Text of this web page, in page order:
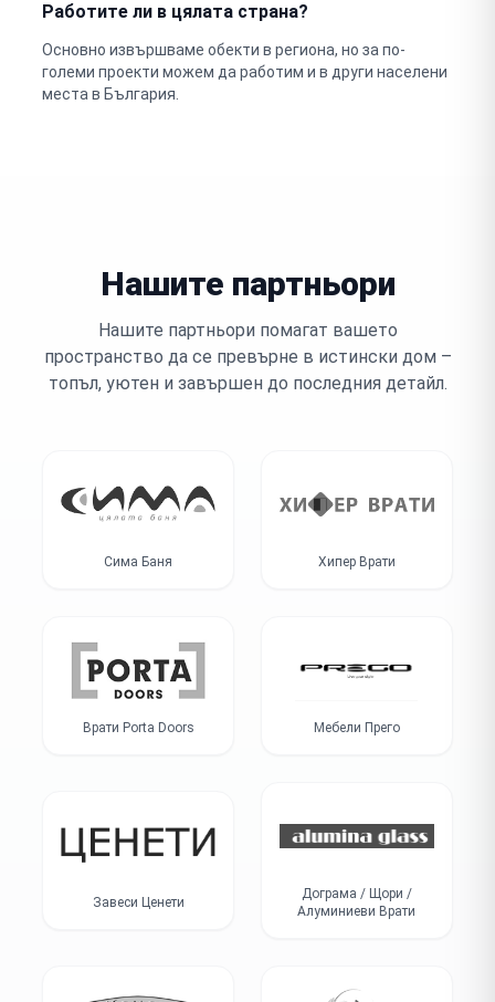
Работите ли в цялата страна?
Основно извършваме обекти в региона, но за по-
големи проекти можем да работим и в други населени
места в България.
Нашите партньори
Нашите партньори помагат вашето
пространство да се превърне в истински дом –
топъл, уютен и завършен до последния детайл.
Сима Баня Хипер Врати
Врати Porta Doors Мебели Прего
Завеси Ценети
Дограма / Щори /
Алуминиеви Врати